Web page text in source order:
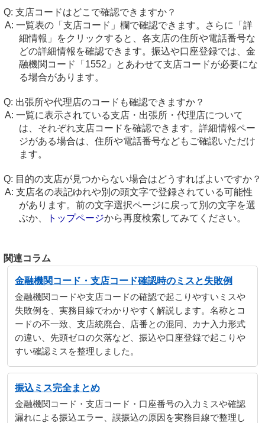
支店コードはどこで確認できますか？
一覧表の「支店コード」欄で確認できます。さらに「詳
細情報」をクリックすると、各支店の住所や電話番号な
どの詳細情報を確認できます。振込や口座登録では、金
融機関コード「1552」とあわせて支店コードが必要にな
る場合があります。
出張所や代理店のコードも確認できますか？
一覧に表示されている支店・出張所・代理店について
は、それぞれ支店コードを確認できます。詳細情報ペー
ジがある場合は、住所や電話番号などもご確認いただけ
ます。
目的の支店が見つからない場合はどうすればよいですか？
支店名の表記ゆれや別の頭文字で登録されている可能性
があります。前の文字選択ページに戻って別の文字を選
ぶか、
トップページから再度検索してみてください。
関連コラム
金融機関コード・支店コード確認時のミスと失敗例
金融機関コードや支店コードの確認で起こりやすいミスや
失敗例を、実務目線でわかりやすく解説します。名称とコ
ードの不一致、支店統廃合、店番との混同、カナ入力形式
の違い、先頭ゼロの欠落など、振込や口座登録で起こりや
すい確認ミスを整理しました。
振込ミス完全まとめ
金融機関コード・支店コード・口座番号の入力ミスや確認
漏れによる振込エラー、誤振込の原因を実務目線で整理し